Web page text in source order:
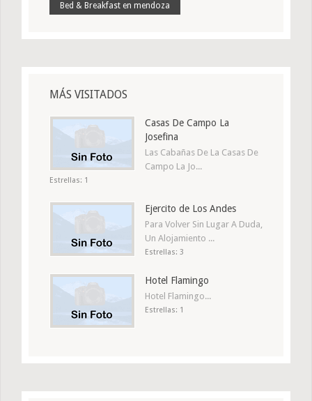
Bed & Breakfast en mendoza
MÁS VISITADOS
Casas De Campo La
Josefina
Las Cabañas De La Casas De
Campo La Jo...
Estrellas: 1
Ejercito de Los Andes
Para Volver Sin Lugar A Duda,
Un Alojamiento ...
Estrellas: 3
Hotel Flamingo
Hotel Flamingo...
Estrellas: 1